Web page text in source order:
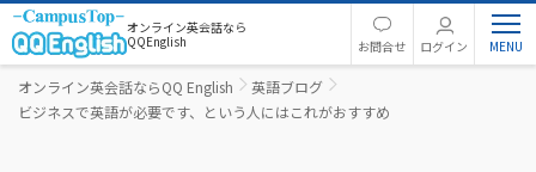
オンライン英会話なら
QQEnglish
お問合せ ログイン
オンライン英会話ならQQ English
英語ブログ
ビジネスで英語が必要です、という人にはこれがおすすめ